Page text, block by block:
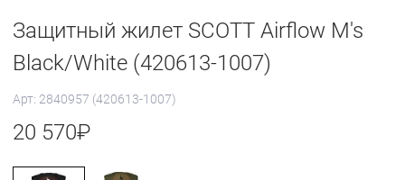
Защитный жилет SCOTT Airflow M's
Black/White (420613-1007)
Арт: 2840957 (420613-1007)
20 570₽